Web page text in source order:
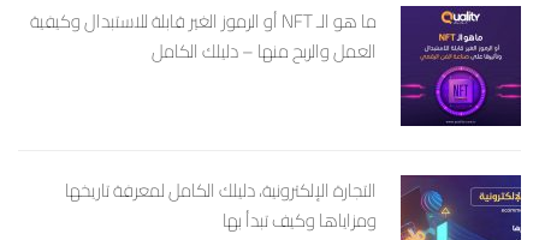
ما هو الـ NFT أو الرموز الغير قابلة للاستبدال وكيفية
العمل والربح منها – دليلك الكامل
التجارة الإلكترونية، دليلك الكامل لمعرفة تاريخها
ومزاياها وكيف تبدأ بها